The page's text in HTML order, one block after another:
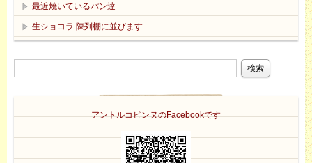
最近焼いているパン達
生ショコラ 陳列棚に並びます
アントルコピンヌのFacebookです